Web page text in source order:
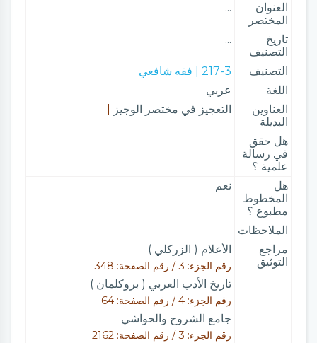
العنوان
المختصر
...
تاريخ
التصنيف
...
التصنيف
217-3 | فقه شافعي
اللغة
عربي
العناوين
البديلة
التعجيز في مختصر الوجيز
هل حقق
في رسالة
علمية ؟
هل
المخطوط
مطبوع ؟
نعم
الملاحظات
مراجع
التوثيق
الأعلام ( الزركلي )
رقم الجزء: 3 / رقم الصفحة: 348
تاريخ الأدب العربي ( بروكلمان )
رقم الجزء: 4 / رقم الصفحة: 64
جامع الشروح والحواشي
رقم الجزء: 3 / رقم الصفحة: 2162